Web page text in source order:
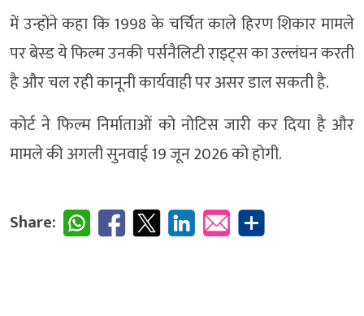
में उन्होंने कहा कि 1998 के चर्चित काले हिरण शिकार मामले
पर बेस्ड ये फिल्म उनकी पर्सनैलिटी राइट्स का उल्लंघन करती
है और चल रही कानूनी कार्यवाही पर असर डाल सकती है.
कोर्ट ने फिल्म निर्माताओं को नोटिस जारी कर दिया है और
मामले की अगली सुनवाई 19 जून 2026 को होगी.
Share: